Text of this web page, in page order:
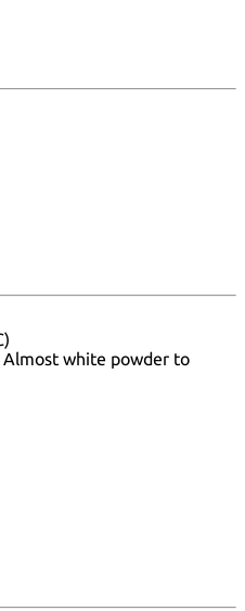
white powder to